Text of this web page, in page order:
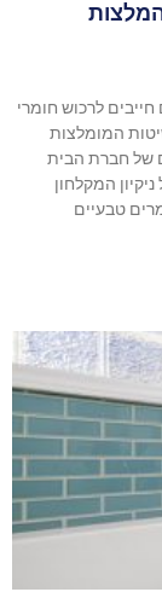
לרכוש חומרי
המומלצות
של חברת הבית
המקלחון
טבעיים